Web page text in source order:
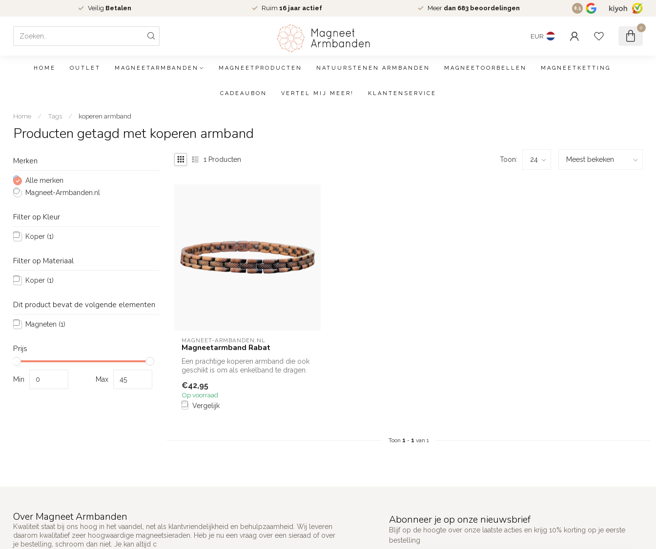
Veilig Betalen Ruim 16 jaar actief Meer dan 683 beoordelingen 8.5
EUR
0
HOME OUTLET MAGNEETARMBANDEN MAGNEETPRODUCTEN NATUURSTENEN ARMBANDEN MAGNEETOORBELLEN MAGNEETKETTING
CADEAUBON VERTEL MIJ MEER! KLANTENSERVICE
Home / Tags / koperen armband
Producten getagd met koperen armband
Merken
Alle merken
Magneet-Armbanden.nl
Filter op Kleur
Koper (1)
Filter op Materiaal
Koper (1)
Dit product bevat de volgende elementen
Magneten (1)
Prijs
Min Max
1 Producten Toon:
MAGNEET-ARMBANDEN.NL
Magneetarmband Rabat
Een prachtige koperen armband die ook
geschikt is om als enkelband te dragen.
€42,95
Op voorraad
Vergelijk
Toon 1 - 1 van 1
Over Magneet Armbanden
Kwaliteit staat bij ons hoog in het vaandel, net als klantvriendelijkheid en behulpzaamheid. Wij leveren
daarom kwalitatief zeer hoogwaardige magneetsieraden. Heb je nu een vraag over een sieraad of over
je bestelling, schroom dan niet. Je kan altijd c
Abonneer je op onze nieuwsbrief
Blijf op de hoogte over onze laatste acties en krijg 10% korting op je eerste
bestelling